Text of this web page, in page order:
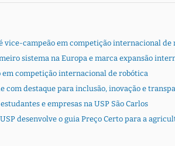
é vice-campeão em competição internacional de
sistema na Europa e marca expansão
em competição internacional de robótica
com destaque para inclusão, inovação e
e empresas na USP São Carlos
desenvolve o guia Preço Certo para a